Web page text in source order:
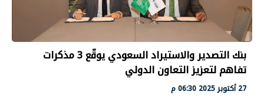
بنك التصدير والاستيراد السعودي يوقّع 3 مذكرات
تفاهم لتعزيز التعاون الدولي
27 أكتوبر 2025 06:30 م